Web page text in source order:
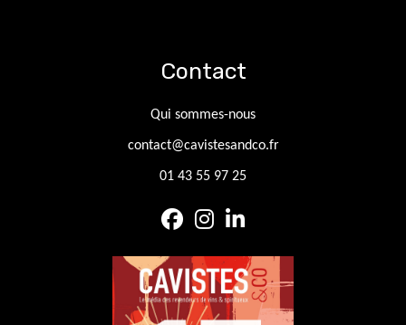
Contact
Qui sommes-nous
contact@cavistesandco.fr
01 43 55 97 25